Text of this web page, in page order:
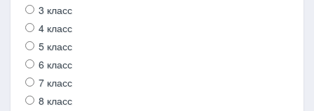
3 класс
4 класс
5 класс
6 класс
7 класс
8 класс